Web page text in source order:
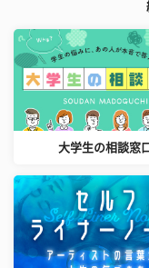
大学生の相談窓